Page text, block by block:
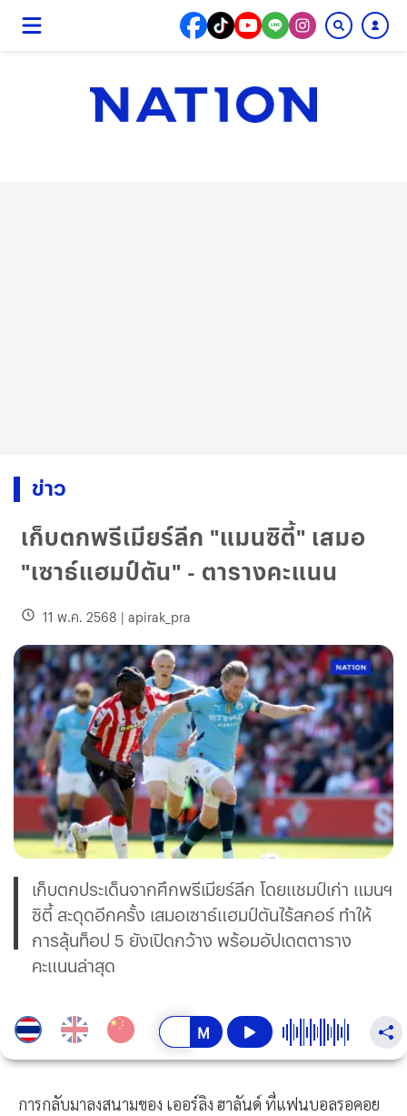
ข่าว
เก็บตกพรีเมียร์ลีก "แมนซิตี้" เสมอ
"เซาธ์แฮมป์ตัน" - ตารางคะแนน
11 พ.ค. 2568 | apirak_pra
เก็บตกประเด็นจากศึกพรีเมียร์ลีก โดยแชมป์เก่า แมนฯ
ซิตี้ สะดุดอีกครั้ง เสมอเซาธ์แฮมป์ตันไร้สกอร์ ทำให้
การลุ้นท็อป 5 ยังเปิดกว้าง พร้อมอัปเดตตาราง
คะแนนล่าสุด
การกลับมาลงสนามของ เออร์ลิง ฮาลันด์ ที่แฟนบอลรอคอย